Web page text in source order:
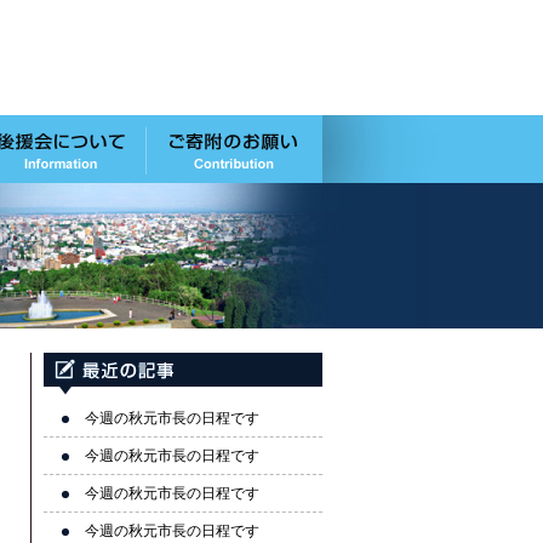
今週の秋元市長の日程です
今週の秋元市長の日程です
今週の秋元市長の日程です
今週の秋元市長の日程です